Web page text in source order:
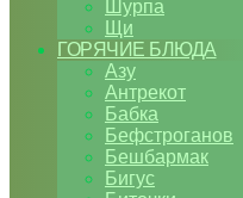
Шурпа
Щи
ГОРЯЧИЕ БЛЮДА
Азу
Антрекот
Бабка
Бефстроганов
Бешбармак
Бигус